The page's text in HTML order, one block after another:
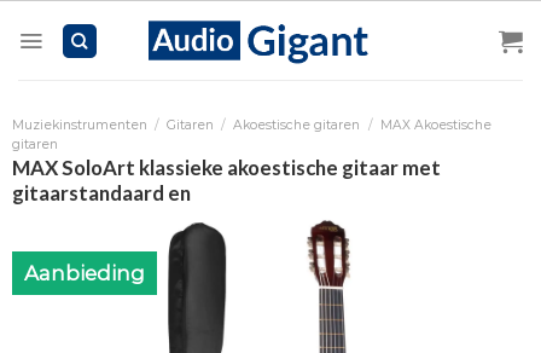
Muziekinstrumenten / Gitaren / Akoestische gitaren / MAX Akoestische
gitaren
MAX SoloArt klassieke akoestische gitaar met
gitaarstandaard en
Aanbieding